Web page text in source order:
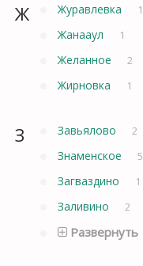
Ж Журавлевка 1
Жанааул 1
Желанное 2
Жирновка 1
З Завьялово 2
Знаменское 5
Загваздино 1
Заливино 2
Развернуть